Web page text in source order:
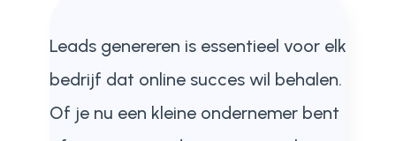
Leads genereren is essentieel voor elk
bedrijf dat online succes wil behalen.
Of je nu een kleine ondernemer bent